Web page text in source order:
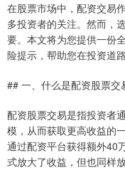
在股票市场中，配资交易
多投资者的关注。然而，
要。本文将为您提供一份
险提示，帮助您在投资道
## 一、什么是配资股票交
配资股票交易是指投资者
模，从而获取更高收益的
通过配资平台获得额外40
式放大了收益，但也同样